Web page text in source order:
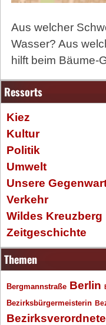
Aus welcher
Wasser? Aus
hilft beim Bäume-
Ressorts
Kiez
Kultur
Politik
Umwelt
Unsere
Verkehr
Wildes Kreuzberg
Zeitgeschichte
Themen
Bergmannstraße Berlin
Bezirksbürgermeisterin